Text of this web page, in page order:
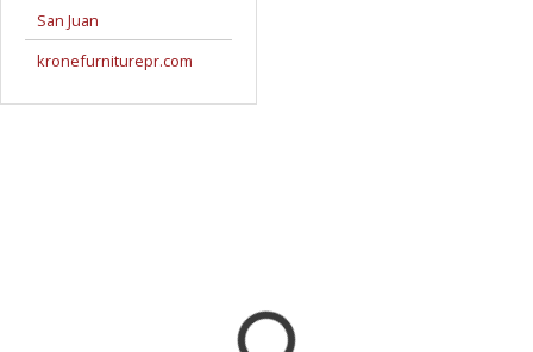
San Juan
kronefurniturepr.com